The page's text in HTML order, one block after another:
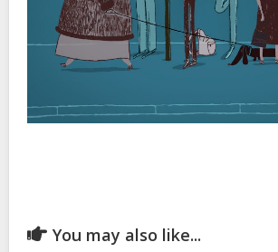
You may also like...